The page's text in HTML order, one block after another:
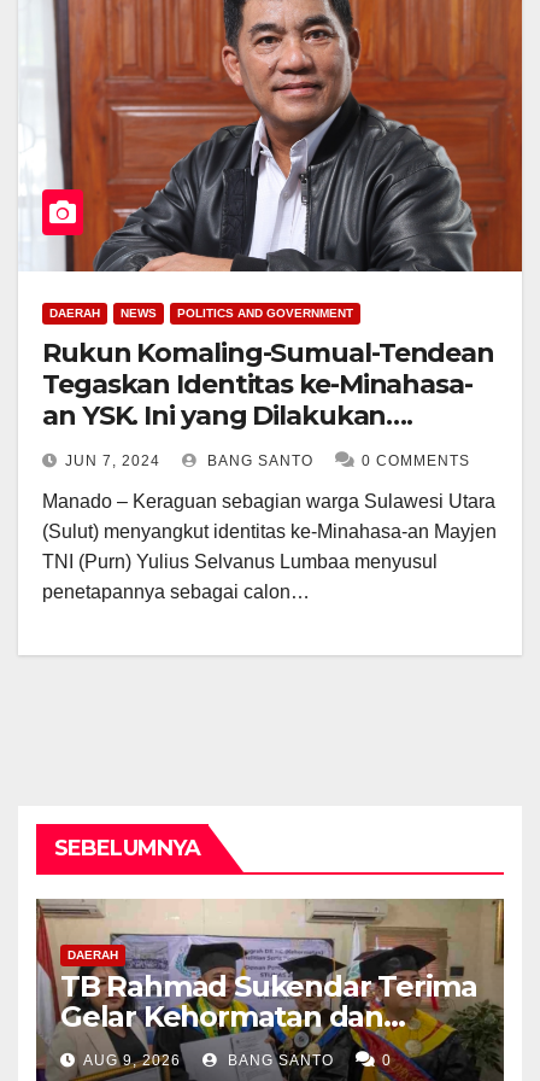
DAERAH NEWS POLITICS AND GOVERNMENT
Rukun Komaling-Sumual-Tendean
Tegaskan Identitas ke-Minahasa-
an YSK. Ini yang Dilakukan….
JUN 7, 2024 BANG SANTO 0 COMMENTS
Manado – Keraguan sebagian warga Sulawesi Utara
(Sulut) menyangkut identitas ke-Minahasa-an Mayjen
TNI (Purn) Yulius Selvanus Lumbaa menyusul
penetapannya sebagai calon…
SEBELUMNYA
DAERAH
TB Rahmad Sukendar Terima
Gelar Kehormatan dan
Kemban Amanah Sebagai
AUG 9, 2026 BANG SANTO 0